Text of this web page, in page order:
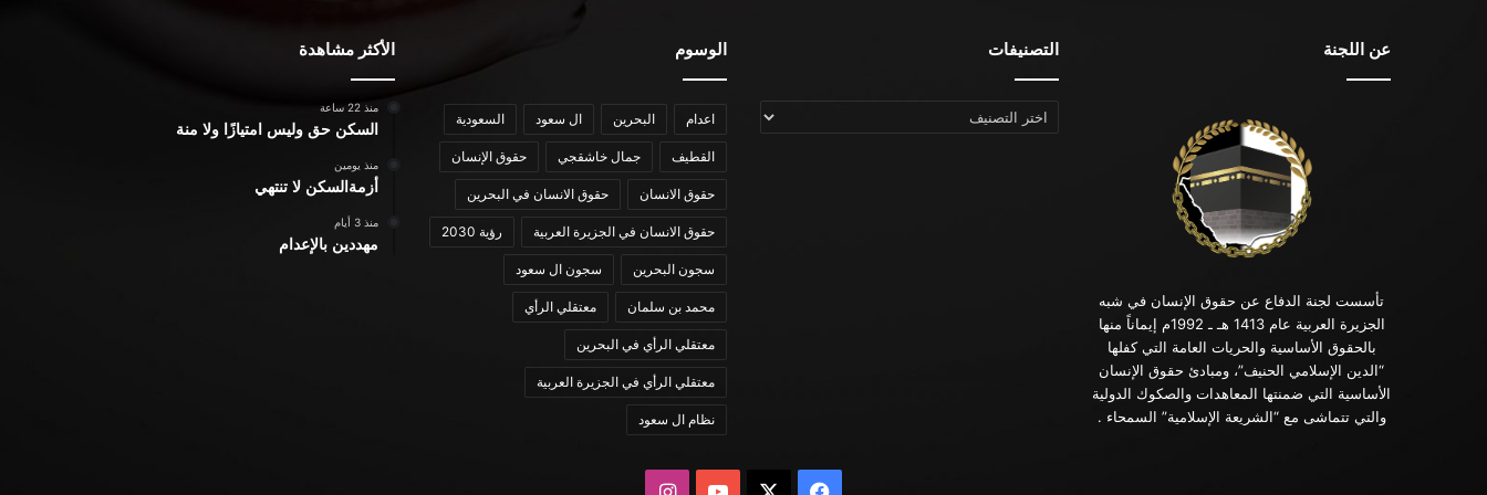
عن اللجنة
تأسست لجنة الدفاع عن حقوق الإنسان في شبه
الجزيرة العربية عام 1413 هـ ـ 1992م إيماناً منها
بالحقوق الأساسية والحريات العامة التي كفلها
“الدين الإسلامي الحنيف”، ومبادئ حقوق الإنسان
الأساسية التي ضمنتها المعاهدات والصكوك الدولية
والتي تتماشى مع “الشريعة الإسلامية” السمحاء .
التصنيفات
التصنيفات
الوسوم
اعدام البحرين ال سعود السعودية
القطيف جمال خاشقجي حقوق الإنسان
حقوق الانسان حقوق الانسان في البحرين
حقوق الانسان في الجزيرة العربية رؤية 2030
سجون البحرين سجون ال سعود
محمد بن سلمان معتقلي الرأي
معتقلي الرأي في البحرين
معتقلي الرأي في الجزيرة العربية
نظام ال سعود
الأكثر مشاهدة
منذ 22 ساعة
السكن حق وليس امتيازًا ولا منة
منذ يومين
أزمةالسكن لا تنتهي
منذ 3 أيام
مهددين بالإعدام
فيسبوك يوتيوبانستقرام